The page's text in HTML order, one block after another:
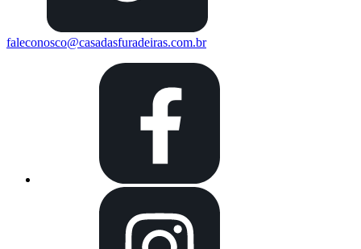
faleconosco@casadasfuradeiras.com.br